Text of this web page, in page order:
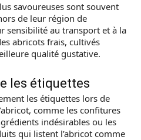
savoureuses sont souvent
de leur région de
sensibilité au transport et à la
abricots frais, cultivés
qualité gustative.
les étiquettes
les étiquettes lors de
comme les confitures
indésirables ou les
qui listent l’abricot comme